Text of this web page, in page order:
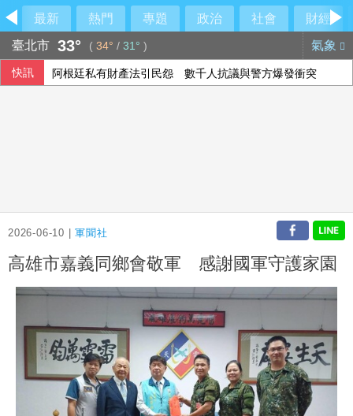
最新 熱門 專題 政治 社會
財經
臺北市 33° ( 34° / 31° ) 氣象
快訊 阿根廷私有財產法引民怨 數千人抗議與警方爆發衝突
2026-06-10 |軍聞社
高雄市嘉義同鄉會敬軍 感謝國軍守護家園